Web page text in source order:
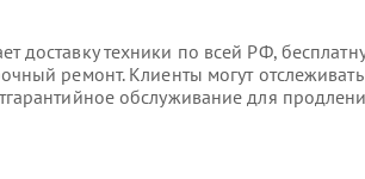
доставку техники по всей РФ,
ремонт. Клиенты могут отслеживать
обслуживание для